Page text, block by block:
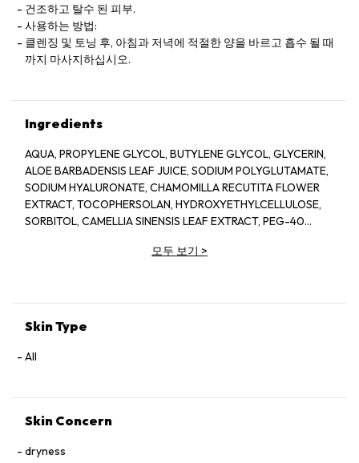
건조하고 탈수 된 피부.
사용하는 방법:
클렌징 및 토닝 후, 아침과 저녁에 적절한 양을 바르고 흡수 될 때
까지 마사지하십시오.
Ingredients
AQUA, PROPYLENE GLYCOL, BUTYLENE GLYCOL, GLYCERIN,
ALOE BARBADENSIS LEAF JUICE, SODIUM POLYGLUTAMATE,
SODIUM HYALURONATE, CHAMOMILLA RECUTITA FLOWER
EXTRACT, TOCOPHERSOLAN, HYDROXYETHYLCELLULOSE,
SORBITOL, CAMELLIA SINENSIS LEAF EXTRACT, PEG-40
CAPRYLATE, ILLICIUM VERUM FRUIT EXTRACT, PROPANEDIOL,
LEVULINATE, SECHIUM EDULE FRUIT EXTRACT,
EXTRACT, p-ANISIC ACID, CITRIC ACID, SODIUM HYDROXIDE,
PHENOXYETHANOL, METHYLPARABEN
모두 보기 >
Skin Type
All
Skin Concern
dryness